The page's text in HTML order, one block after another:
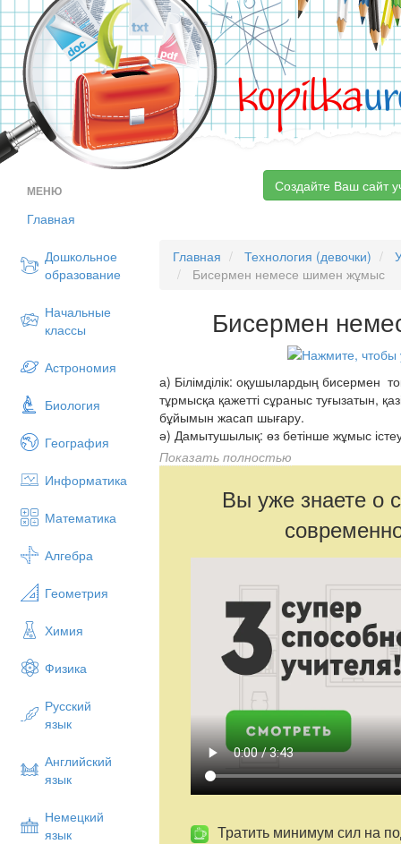
kopilka
МЕНЮ
Главная
Дошкольное
образование
Начальные
классы
Астрономия
Биология
География
Информатика
Математика
Алгебра
Геометрия
Химия
Физика
Русский
язык
Английский
язык
Немецкий
язык
Создайте Ваш сайт
Главная Технология (девочки)
Бисермен немесе шимен жұмыс
Бисермен
а) Білімділік: оқушылардың бисермен
тұрмысқа қажетті сұраныс туғызатын,
бұйымын жасап шығару.
ә) Дамытушылық: өз бетінше жұмыс
қалыптастыру, әсемдік пен сұлулықты
б) Тәрбиелік: қолөнерге деген
еңбексүйгіштікке, шыдамдылыққа
Показать полностью
Вы уже знаете о
Тратить минимум сил на